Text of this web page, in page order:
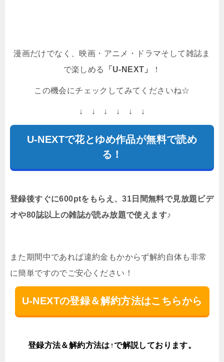
漫画だけでなく、映画・アニメ・ドラマそして雑誌ま
で楽しめる
「U-NEXT」 ！
この機会にチェックしてみてくださいね☆
↓ ↓ ↓ ↓ ↓ ↓
U-NEXTで花とゆめ作品が無料で読め
る！
登録後すぐに600ptをもらえ、31日間無料で見放題ビデ
オや80誌以上の雑誌が読み放題で使えます♪
また期間中であれば違約金もかからず解約自体も非常
に簡単ですのでご安心ください！
U-NEXTの登録＆解約方法はこちらから
登録方法＆解約方法は↑で解説しております。